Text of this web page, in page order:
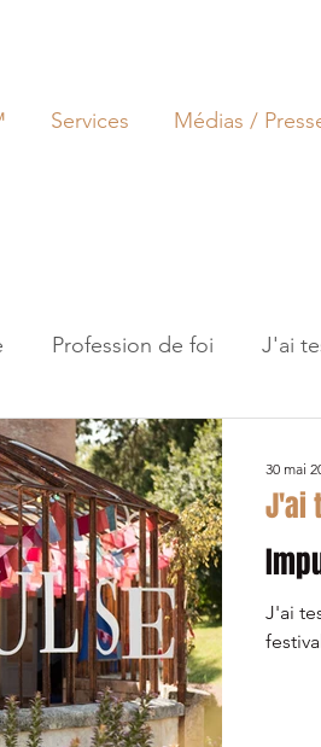
Services Médias /
Profession de foi J'ai
Gestion
J'ai
J'ai
30 mai